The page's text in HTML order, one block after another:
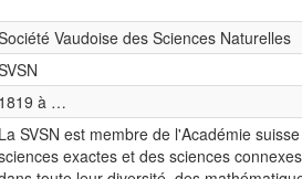
Vaudoise des Sciences Naturelles
1819 à …
La SVSN est membre de l'Académie
exactes et des sciences